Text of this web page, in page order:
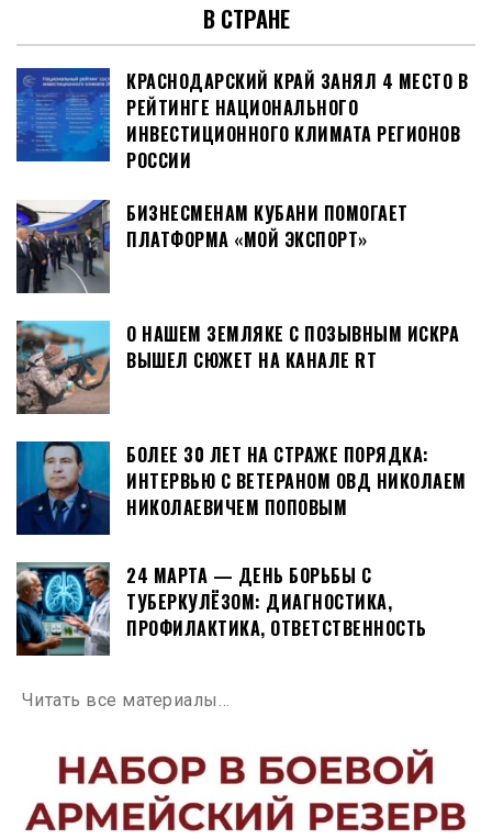
В СТРАНЕ
КРАСНОДАРСКИЙ КРАЙ ЗАНЯЛ 4 МЕСТО В
РЕЙТИНГЕ НАЦИОНАЛЬНОГО
ИНВЕСТИЦИОННОГО КЛИМАТА РЕГИОНОВ
РОССИИ
БИЗНЕСМЕНАМ КУБАНИ ПОМОГАЕТ
ПЛАТФОРМА «МОЙ ЭКСПОРТ»
О НАШЕМ ЗЕМЛЯКЕ С ПОЗЫВНЫМ ИСКРА
ВЫШЕЛ СЮЖЕТ НА КАНАЛЕ RT
БОЛЕЕ 30 ЛЕТ НА СТРАЖЕ ПОРЯДКА:
ИНТЕРВЬЮ С ВЕТЕРАНОМ ОВД НИКОЛАЕМ
НИКОЛАЕВИЧЕМ ПОПОВЫМ
24 МАРТА — ДЕНЬ БОРЬБЫ С
ТУБЕРКУЛЁЗОМ: ДИАГНОСТИКА,
ПРОФИЛАКТИКА, ОТВЕТСТВЕННОСТЬ
Читать все материалы…